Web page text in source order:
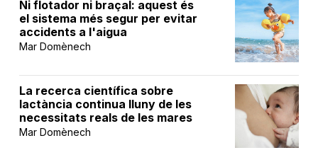
Ni flotador ni braçal: aquest és
el sistema més segur per evitar
accidents a l'aigua
Mar Domènech
La recerca científica sobre
lactància continua lluny de les
necessitats reals de les mares
Mar Domènech